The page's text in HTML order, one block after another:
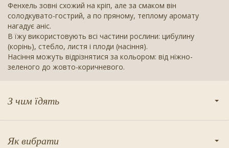
Фенхель зовні схожий на кріп, але за смаком він
солодкувато-гострий, а по пряному, теплому аромату
нагадує аніс.
В їжу використовують всі частини рослини: цибулину
(корінь), стебло, листя і плоди (насіння).
Насіння можуть відрізнятися за кольором: від ніжно-
зеленого до жовто-коричневого.
З чим їдять
Як вибрати